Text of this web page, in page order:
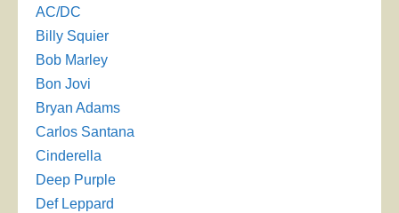
AC/DC
Billy Squier
Bob Marley
Bon Jovi
Bryan Adams
Carlos Santana
Cinderella
Deep Purple
Def Leppard